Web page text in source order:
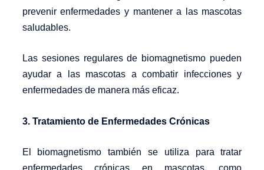
prevenir enfermedades y mantener a las mascotas
saludables.
Las sesiones regulares de biomagnetismo pueden
ayudar a las mascotas a combatir infecciones y
enfermedades de manera más eficaz.
3. Tratamiento de Enfermedades Crónicas
El biomagnetismo también se utiliza para tratar